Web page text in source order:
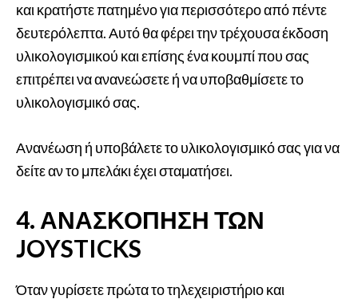
και κρατήστε πατημένο για περισσότερο από πέντε
δευτερόλεπτα. Αυτό θα φέρει την τρέχουσα έκδοση
υλικολογισμικού και επίσης ένα κουμπί που σας
επιτρέπει να ανανεώσετε ή να υποβαθμίσετε το
υλικολογισμικό σας.
Ανανέωση ή υποβάλετε το υλικολογισμικό σας για να
δείτε αν το μπελάκι έχει σταματήσει.
4. ΑΝΑΣΚΌΠΗΣΗ ΤΩΝ
JOYSTICKS
Όταν γυρίσετε πρώτα το τηλεχειριστήριο και